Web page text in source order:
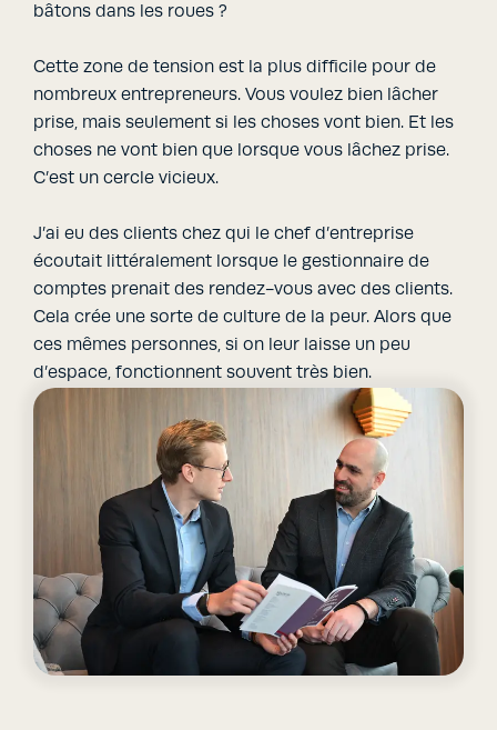
bâtons dans les roues ?
Cette zone de tension est la plus difficile pour de
nombreux entrepreneurs. Vous voulez bien lâcher
prise, mais seulement si les choses vont bien. Et les
choses ne vont bien que lorsque vous lâchez prise.
C’est un cercle vicieux.
J’ai eu des clients chez qui le chef d’entreprise
écoutait littéralement lorsque le gestionnaire de
comptes prenait des rendez-vous avec des clients.
Cela crée une sorte de culture de la peur. Alors que
ces mêmes personnes, si on leur laisse un peu
d’espace, fonctionnent souvent très bien.